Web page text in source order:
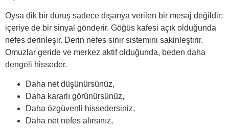
Oysa dik bir duruş sadece dışarıya verilen bir mesaj değildir;
içeriye de bir sinyal gönderir. Göğüs kafesi açık olduğunda
nefes derinleşir. Derin nefes sinir sistemini sakinleştirir.
Omuzlar geride ve merkez aktif olduğunda, beden daha
dengeli hisseder.
Daha net düşünürsünüz,
Daha kararlı görünürsünüz,
Daha özgüvenli hissedersiniz,
Daha net nefes alırsınız,